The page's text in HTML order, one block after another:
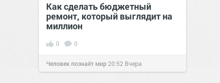
Как сделать бюджетный
ремонт, который выглядит на
миллион
0 0
Человек познаёт мир 20:52 Вчера